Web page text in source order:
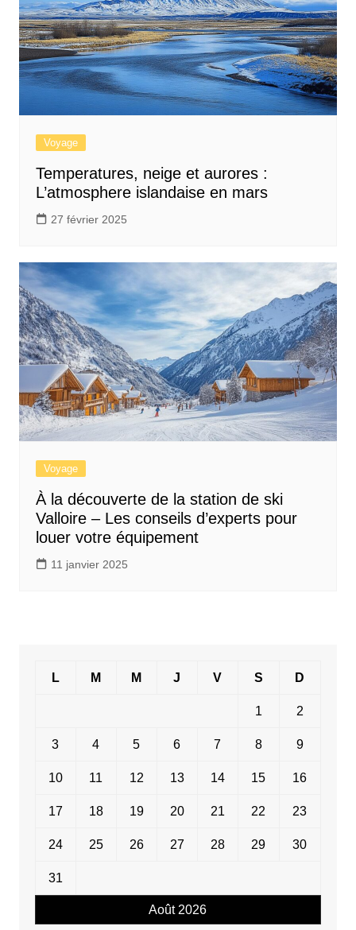
Voyage
Temperatures, neige et aurores :
L’atmosphere islandaise en mars
27 février 2025
Voyage
À la découverte de la station de ski
Valloire – Les conseils d’experts pour
louer votre équipement
11 janvier 2025
Août 2026
L M M J V S D
1 2
3 4 5 6 7 8 9
10 11 12 13 14 15 16
17 18 19 20 21 22 23
24 25 26 27 28 29 30
31